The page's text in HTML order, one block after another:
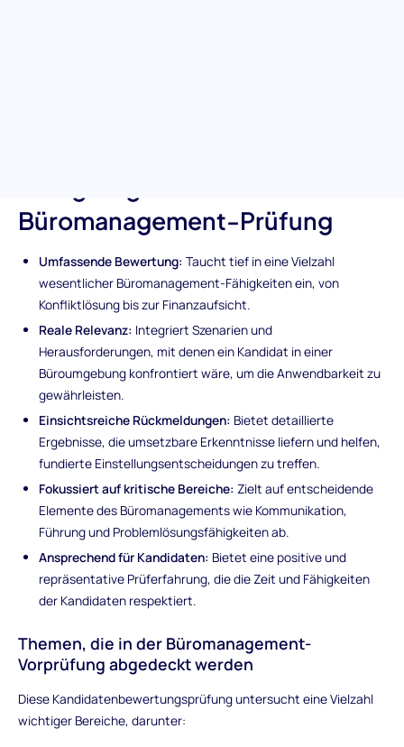
Büromanagement-Prüfung
Umfassende Bewertung: Taucht tief in eine Vielzahl
wesentlicher Büromanagement-Fähigkeiten ein, von
Konfliktlösung bis zur Finanzaufsicht.
Reale Relevanz: Integriert Szenarien und
Herausforderungen, mit denen ein Kandidat in einer
Büroumgebung konfrontiert wäre, um die Anwendbarkeit zu
gewährleisten.
Einsichtsreiche Rückmeldungen: Bietet detaillierte
Ergebnisse, die umsetzbare Erkenntnisse liefern und helfen,
fundierte Einstellungsentscheidungen zu treffen.
Fokussiert auf kritische Bereiche: Zielt auf entscheidende
Elemente des Büromanagements wie Kommunikation,
Führung und Problemlösungsfähigkeiten ab.
Ansprechend für Kandidaten: Bietet eine positive und
repräsentative Prüferfahrung, die die Zeit und Fähigkeiten
der Kandidaten respektiert.
Themen, die in der Büromanagement-
Vorprüfung abgedeckt werden
Diese Kandidatenbewertungsprüfung untersucht eine Vielzahl
wichtiger Bereiche, darunter: